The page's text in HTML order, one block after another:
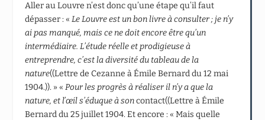
Aller au Louvre n’est donc qu’une étape qu’il faut
dépasser : «Le Louvre est un bon livre à consulter ; je n’y
ai pas manqué, mais ce ne doit encore être qu’un
intermédiaire. L’étude réelle et prodigieuse à
entreprendre, c’est la diversité du tableau de la
nature((Lettre de Cezanne à Émile Bernard du 12 mai
1904.)). » «Pour les progrès à réaliser il n’y a que la
nature, et l’œil s’éduque à soncontact((Lettre à Émile
Bernard du 25 juillet 1904. Et encore : « Mais quelle